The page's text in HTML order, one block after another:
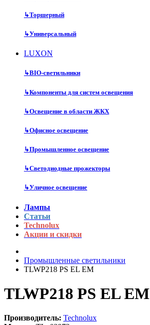
↳Торшерный
↳Универсальный
LUXON
↳BIO-светильники
↳Компоненты для систем освещения
↳Освещение в области ЖКХ
↳Офисное освещение
↳Промышленное освещение
↳Светодиодные прожекторы
↳Уличное освещение
Лампы
Статьи
Technolux
Акции и скидки
Промышленные светильники
TLWP218 PS EL EM
TLWP218 PS EL EM
Производитель: Technolux